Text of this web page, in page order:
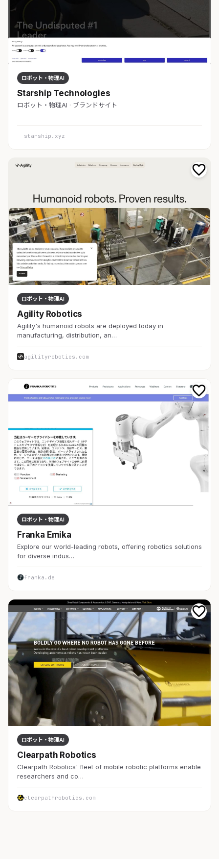
ロボット・物理AI
Starship Technologies
ロボット・物理AI · ブランドサイト
starship.xyz
ロボット・物理AI
Agility Robotics
Agility's humanoid robots are deployed today in
manufacturing, distribution, an…
agilityrobotics.com
ロボット・物理AI
Franka Emika
Explore our world-leading robots, offering robotics solutions
for diverse indus…
franka.de
ロボット・物理AI
Clearpath Robotics
Clearpath Robotics' fleet of mobile robotic platforms enable
researchers and co…
clearpathrobotics.com